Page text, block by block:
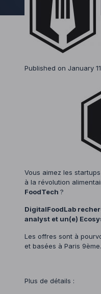
Published on January
Vous aimez les
à la révolution
FoodTech ?
DigitalFoodLab
analyst et un(e)
Les offres sont à
et basées à Paris 9ème.
Plus de détails :